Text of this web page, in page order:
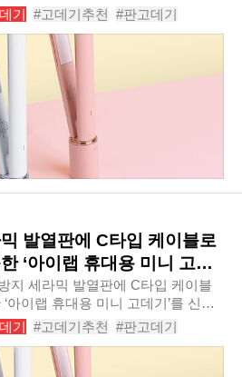
웨이브가 풀려서 집 밖에서도 고데
는 생각을..
기 #고데기추천 #판고데기
리볼륨고데기 #앞머리고데기
발열판에 C타입 케이블로
‘아이랩 휴대용 미니 고데
지 세라믹 발열판에 C타입 케이블
아이랩 휴대용 미니 고데기’를 신규
휴대용 미니 고데기’는 휴대폰보
기 #고데기추천 #판고데기
머리고데기 #볼륨고데기